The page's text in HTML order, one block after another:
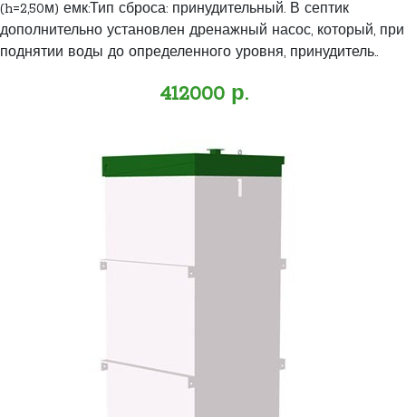
(h=2,50м) емк:Тип сброса: принудительный. В септик
дополнительно установлен дренажный насос, который, при
поднятии воды до определенного уровня, принудитель..
412000 р.